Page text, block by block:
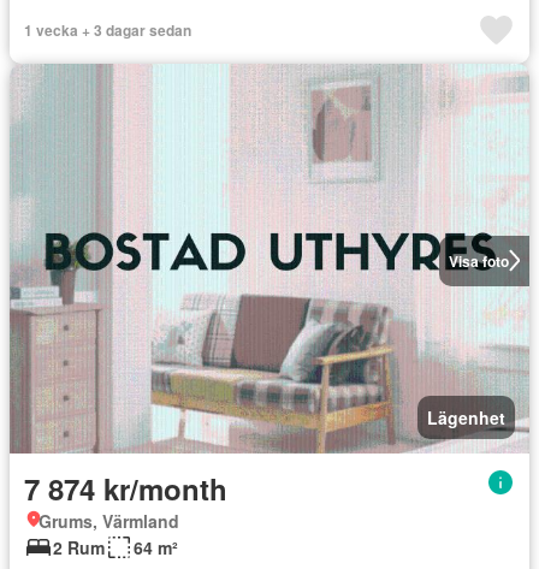
1 vecka + 3 dagar sedan
Visa foto
Lägenhet
7 874 kr/month
Grums, Värmland
2 Rum
64 m²